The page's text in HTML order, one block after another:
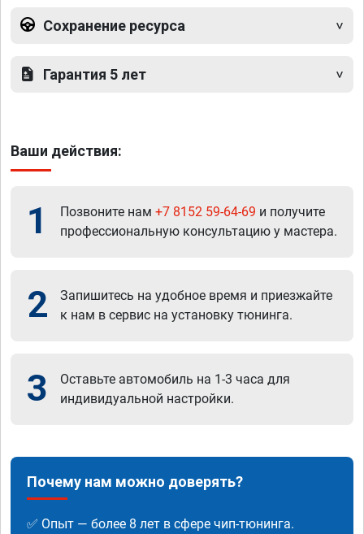
Сохранение ресурса
Гарантия 5 лет
Ваши действия:
1 Позвоните нам +7 8152 59-64-69 и получите
профессиональную консультацию у мастера.
2
Запишитесь на удобное время и приезжайте
к нам в сервис на установку тюнинга.
3
Оставьте автомобиль на 1-3 часа для
индивидуальной настройки.
Почему нам можно доверять?
✅ Опыт — более 8 лет в сфере чип-тюнинга.